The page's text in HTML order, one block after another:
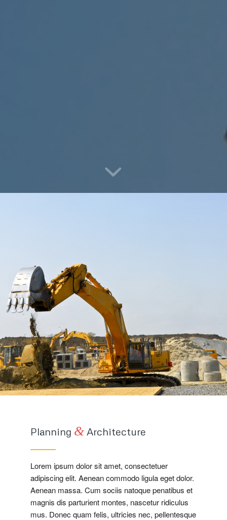
Planning & Architecture
Lorem ipsum dolor sit amet, consectetuer
adipiscing elit. Aenean commodo ligula eget dolor.
Aenean massa. Cum sociis natoque penatibus et
magnis dis parturient montes, nascetur ridiculus
mus. Donec quam felis, ultricies nec, pellentesque